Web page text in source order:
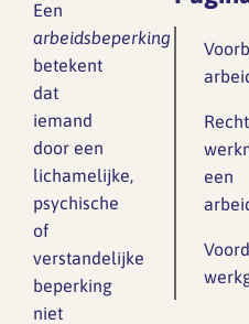
Overzicht regelingen
vakantie-uren
Ziekte en vakantie
Overzicht regelingen cao-
verlof
Wat is er aan de hand
Wat kun je doen
Wetgeving
Ongewenst gedrag
Gedragscode
Een
arbeidsbeperking
betekent
dat
iemand
door een
lichamelijke,
psychische
of
verstandelijke
beperking
niet
een